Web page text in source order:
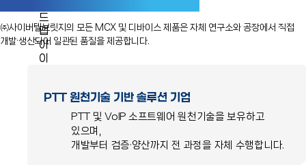
㈜사이버텔브릿지의 모든 MCX 및 디바이스 제품은 자체 연구소와 공장에서 직접
개발·생산되어 일관된 품질을 제공합니다.
PTT 원천기술 기반 솔루션 기업
PTT 및 VoIP 소프트웨어 원천기술을 보유하고
있으며,
개발부터 검증·양산까지 전 과정을 자체 수행합니다.